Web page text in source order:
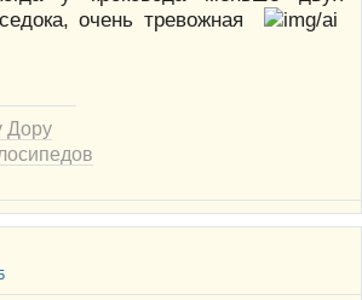
очень тревожная
Дору